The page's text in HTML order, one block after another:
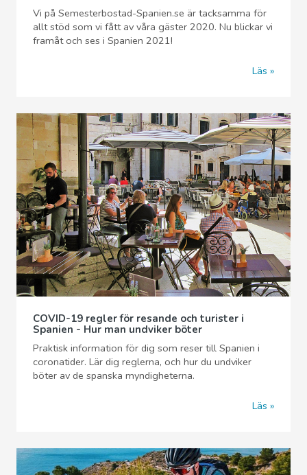
Vi på Semesterbostad-Spanien.se är tacksamma för
allt stöd som vi fått av våra gäster 2020. Nu blickar vi
framåt och ses i Spanien 2021!
Läs
COVID-19 regler för resande och turister i
Spanien - Hur man undviker böter
Praktisk information för dig som reser till Spanien i
coronatider. Lär dig reglerna, och hur du undviker
böter av de spanska myndigheterna.
Läs